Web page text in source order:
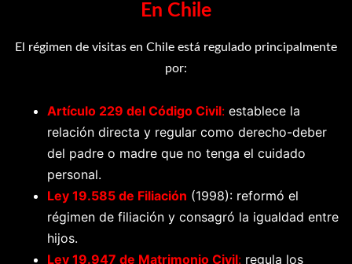
En Chile
El régimen de visitas en Chile está regulado principalmente
por:
Artículo 229 del Código Civil: establece la
relación directa y regular como derecho-deber
del padre o madre que no tenga el cuidado
personal.
Ley 19.585 de Filiación (1998): reformó el
régimen de filiación y consagró la igualdad entre
hijos.
Ley 19.947 de Matrimonio Civil: regula los